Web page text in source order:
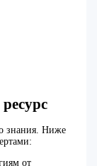
знания. Ниже
от